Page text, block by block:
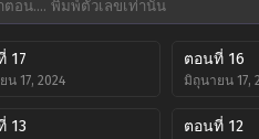
17
น 17, 2024
ตอนที่ 16
มิถุนายน 17,
13 ตอนที่ 12